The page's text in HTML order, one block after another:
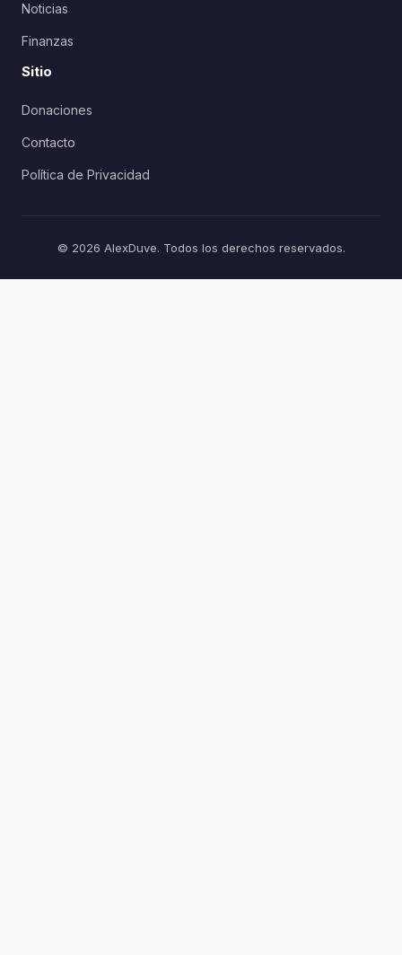
Noticias
Finanzas
Sitio
Donaciones
Contacto
Política de Privacidad
© 2026 AlexDuve. Todos los derechos reservados.